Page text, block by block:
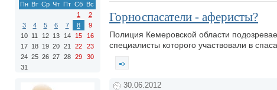
Пн Вт Ср Чт Пт Сб Вс
1
2
3
4 5 6 7 8
9
10 11 12 13 14 15
16
17 18 19 20 21 22
23
24 25 26 27 28 29
30
31
Горноспасатели - аферисты?
Полиция Кемеровской области
специалисты которого участвовали в
30.06.2012